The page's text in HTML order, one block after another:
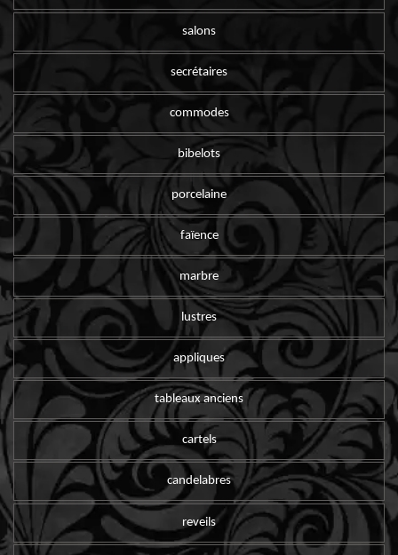
salons
secrétaires
commodes
bibelots
porcelaine
faïence
marbre
lustres
appliques
tableaux anciens
cartels
candelabres
reveils